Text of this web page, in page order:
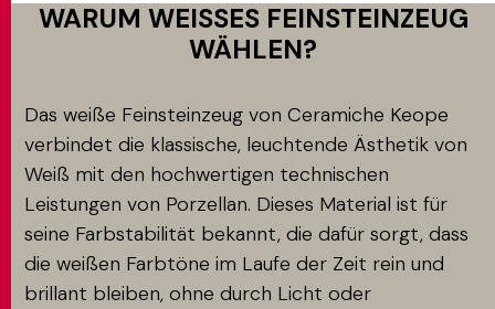
WARUM WEISSES FEINSTEINZEUG W
ÄHLEN?
Das weiße Feinsteinzeug von Ceramiche Keope
verbindet die klassische, leuchtende Ästhetik von
Weiß mit den hochwertigen technischen
Leistungen von Porzellan. Dieses Material ist für
seine Farbstabilität bekannt, die dafür sorgt, dass
die weißen Farbtöne im Laufe der Zeit rein und
brillant bleiben, ohne durch Licht oder